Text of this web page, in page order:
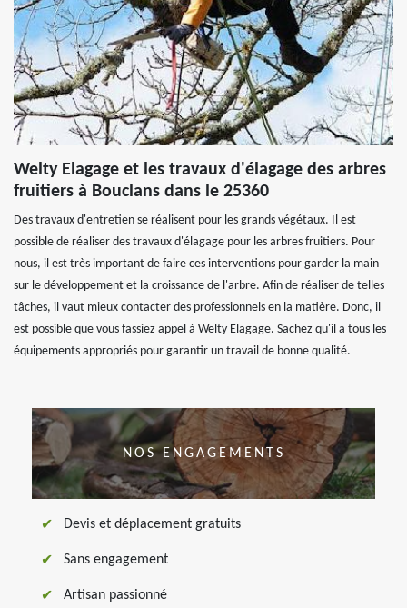
Welty Elagage et les travaux d'élagage des arbres
fruitiers à Bouclans dans le 25360
Des travaux d'entretien se réalisent pour les grands végétaux. Il est
possible de réaliser des travaux d'élagage pour les arbres fruitiers. Pour
nous, il est très important de faire ces interventions pour garder la main
sur le développement et la croissance de l'arbre. Afin de réaliser de telles
tâches, il vaut mieux contacter des professionnels en la matière. Donc, il
est possible que vous fassiez appel à Welty Elagage. Sachez qu'il a tous les
équipements appropriés pour garantir un travail de bonne qualité.
NOS ENGAGEMENTS
Devis et déplacement gratuits
Sans engagement
Artisan passionné